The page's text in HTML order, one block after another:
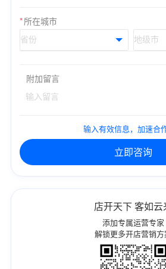
*所在城市
附加留言
输入有效信息，加速合
立即咨询
店开天下 客如云
添加专属运营专家
解锁更多开店营销